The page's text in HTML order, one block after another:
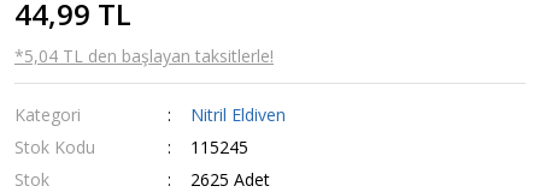
44,99 TL
*5,04 TL den başlayan taksitlerle!
Kategori
Nitril Eldiven
Stok Kodu
115245
Stok
2625 Adet